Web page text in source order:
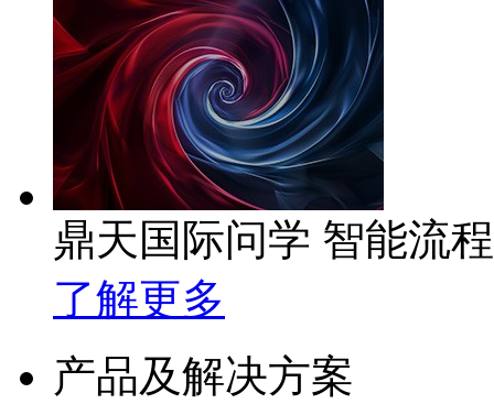
鼎天国际问学 智能流
了解更多
产品及解决方案